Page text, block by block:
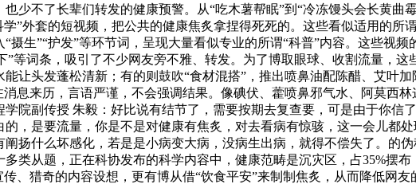
不了长辈们转发的健康预警。从“吃木薯帮眠”到“冷冻馒头会长黄曲
”外套的短视频，把公共的健康焦炙拿捏得死死的。这些看似适用的所
生”“护发”等环节词，呈现大量看似专业的所谓“科普”内容。这些视频
等词条，吸引了不少网友旁不雅、转发。为了博取眼球、收割流量，
让头发蓬松清新；有的则鼓吹“食材混搭”，推出喷鼻油配陈醋、艾叶
息来历，言语严谨，不会强调结果。像碘伏、藿喷鼻邪气水、阿莫西
院副传授 朱毅：好比说有结节了，需要按期去复查要，可是由于你信
，是要流量，你是不是对健康有焦炙，对去看病有惊骇，这一会儿都
扬什么坏感化，若是是小病变大病，没病生出病，就得不偿失了。的
类从题，正在科协发布的科学内容中，健康范畴是沉灾区，占35%摆
、猎奇的内容设想，更有博从借“饮食平安”来制制焦炙，从而降低网